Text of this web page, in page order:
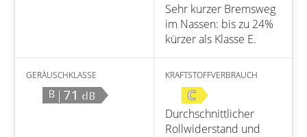
Sehr kurzer Bremsweg
im Nassen: bis zu 24%
kürzer als Klasse E.
GERÄUSCHKLASSE
B |71 dB
KRAFTSTOFFVERBRAUCH
C
Durchschnittlicher
Rollwiderstand und